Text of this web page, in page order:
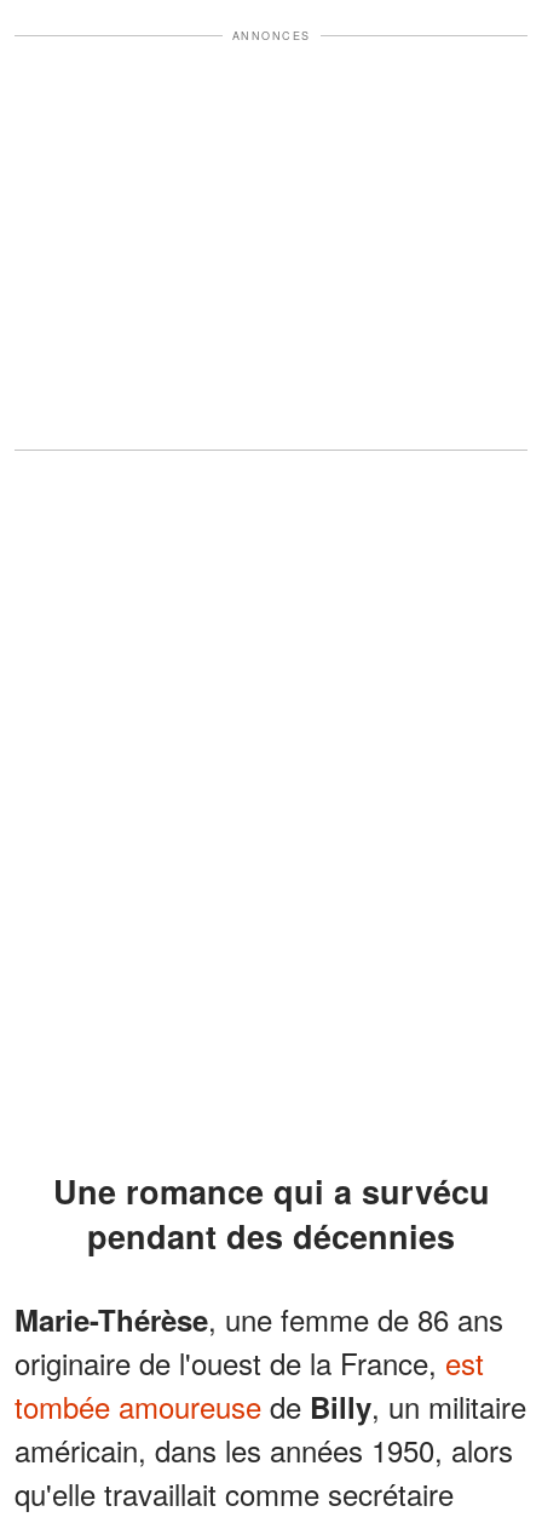
ANNONCES
Une romance qui a survécu
pendant des décennies
Marie-Thérèse, une femme de 86 ans
originaire de l'ouest de la France, est
tombée amoureuse de Billy, un militaire
américain, dans les années 1950, alors
qu'elle travaillait comme secrétaire